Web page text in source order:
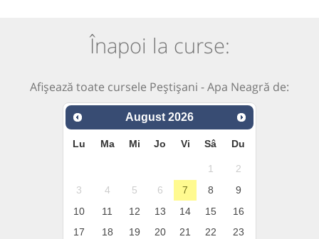
Înapoi la curse:
Afișează toate cursele Peștișani - Apa Neagră de:
August 2026
Lu Ma Mi Jo Vi Sâ Du
1
2
3
4 5 6 7 8
9
10
11 12 13 14 15
16
17
18 19 20 21 22
23